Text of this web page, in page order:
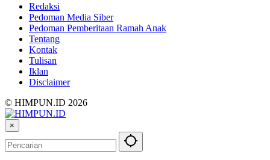
Redaksi
Pedoman Media Siber
Pedoman Pemberitaan Ramah Anak
Tentang
Kontak
Tulisan
Iklan
Disclaimer
© HIMPUN.ID 2026
×